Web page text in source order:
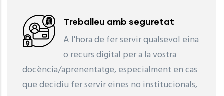
Treballeu amb seguretat
A l'hora de fer servir qualsevol eina
o recurs digital per a la vostra
docència/aprenentatge, especialment en cas
que decidiu fer servir eines no institucionals,